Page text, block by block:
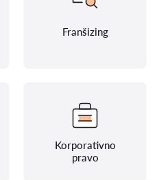
Franšizing
Korporativno
pravo